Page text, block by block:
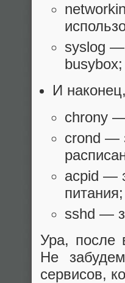
syslog —
busybox;
И
chrony —
crond —
acpid —
питания;
sshd —
Ура, после
Не
сервисов,